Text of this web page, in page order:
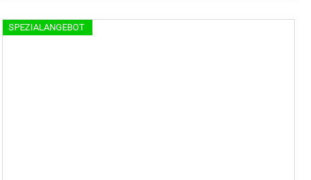
SPEZIALANGEBOT